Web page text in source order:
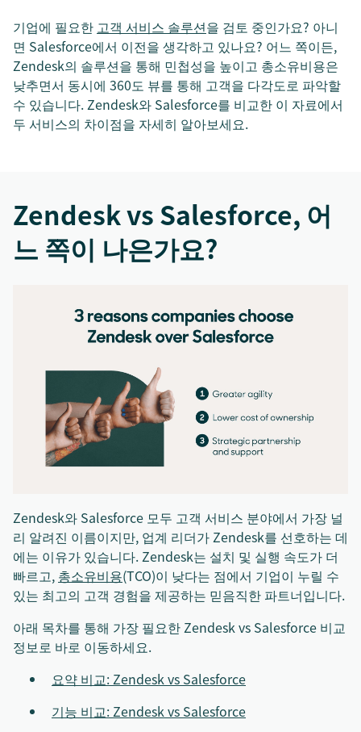
기업에 필요한 고객 서비스 솔루션을 검토 중인가요? 아니
면 Salesforce에서 이전을 생각하고 있나요? 어느 쪽이든,
Zendesk의 솔루션을 통해 민첩성을 높이고 총소유비용은
낮추면서 동시에 360도 뷰를 통해 고객을 다각도로 파악할
수 있습니다. Zendesk와 Salesforce를 비교한 이 자료에서
두 서비스의 차이점을 자세히 알아보세요.
Zendesk vs Salesforce, 어
느 쪽이 나은가요?
Zendesk와 Salesforce 모두 고객 서비스 분야에서 가장 널
리 알려진 이름이지만, 업계 리더가 Zendesk를 선호하는 데
에는 이유가 있습니다. Zendesk는 설치 및 실행 속도가 더
빠르고, 총소유비용(TCO)이 낮다는 점에서 기업이 누릴 수
있는 최고의 고객 경험을 제공하는 믿음직한 파트너입니다.
아래 목차를 통해 가장 필요한 Zendesk vs Salesforce 비교
정보로 바로 이동하세요.
요약 비교: Zendesk vs Salesforce
기능 비교: Zendesk vs Salesforce